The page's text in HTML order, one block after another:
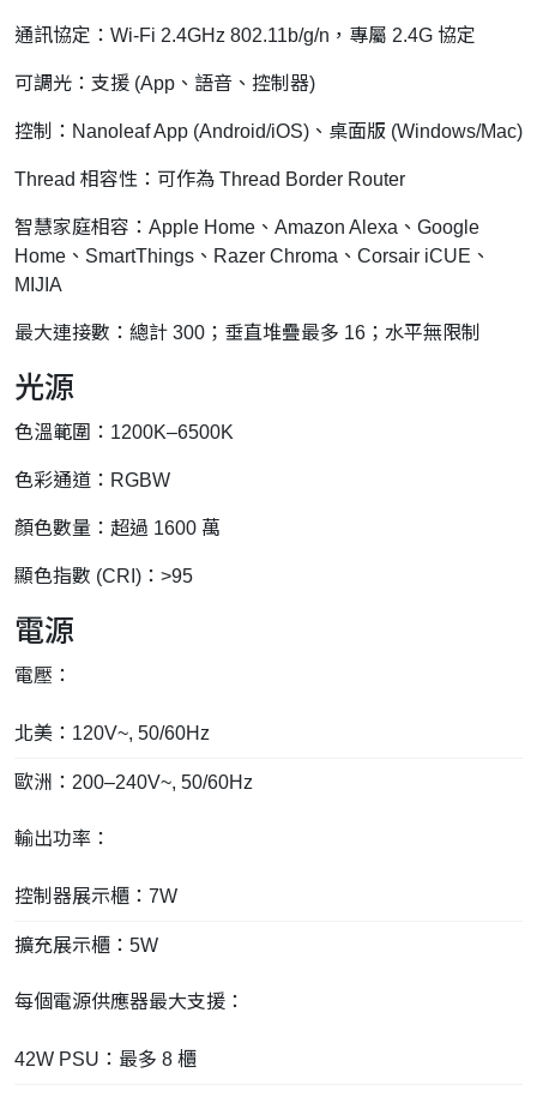
通訊協定：Wi-Fi 2.4GHz 802.11b/g/n，專屬 2.4G 協定
可調光：支援 (App、語音、控制器)
控制：Nanoleaf App (Android/iOS)、桌面版 (Windows/Mac)
Thread 相容性：可作為 Thread Border Router
智慧家庭相容：Apple Home、Amazon Alexa、Google
Home、SmartThings、Razer Chroma、Corsair iCUE、
MIJIA
最大連接數：總計 300；垂直堆疊最多 16；水平無限制
光源
色溫範圍：1200K–6500K
色彩通道：RGBW
顏色數量：超過 1600 萬
顯色指數 (CRI)：>95
電源
電壓：
北美：120V~, 50/60Hz
歐洲：200–240V~, 50/60Hz
輸出功率：
控制器展示櫃：7W
擴充展示櫃：5W
每個電源供應器最大支援：
42W PSU：最多 8 櫃